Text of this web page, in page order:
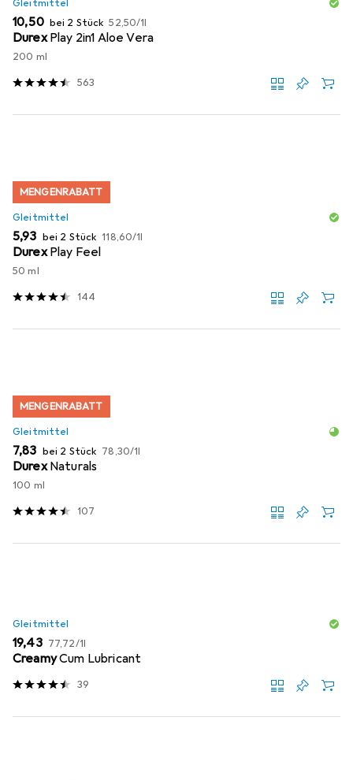
Gleitmittel
EUR
10,50 bei 2 Stück EUR
52,50/1l
Durex Play 2in1 Aloe Vera
200 ml
563
MENGENRABATT
Gleitmittel
EUR
5,93 bei 2 Stück EUR
118,60/1l
Durex Play Feel
50 ml
144
MENGENRABATT
Gleitmittel
EUR
7,83 bei 2 Stück EUR
78,30/1l
Durex Naturals
100 ml
107
Gleitmittel
EUR
19,43 EUR
77,72/1l
CreamyCum Lubricant
39